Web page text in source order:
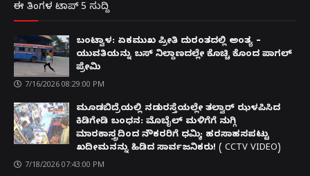
ಈ ತಿಂಗಳ ಟಾಪ್ 5 ಸುದ್ದಿ
ಬಂಟ್ವಾಳ: ಏಕಮುಖ ಪ್ರೀತಿ ದುರಂತದಲ್ಲಿ ಅಂತ್ಯ –
ಯುವತಿಯನ್ನು ಬಸ್ ನಿಲ್ದಾಣದಲ್ಲೇ ಕೊಚ್ಚಿ ಕೊಂದ ಪಾಗಲ್
ಪ್ರೇಮಿ
7/16/2026 08:29:00 PM
ಮೂಡಬಿದ್ರೆಯಲ್ಲಿ ನಡುರಸ್ತೆಯಲ್ಲೇ ತಲ್ವಾರ್ ಝಳಪಿಸಿದ
ಕಿಡಿಗೇಡಿ ಬಂಧನ: ಮೊಬೈಲ್ ಮಳಿಗೆಗೆ ನುಗ್ಗಿ
ಮಾರಕಾಸ್ತ್ರದಿಂದ ನೌಕರರಿಗೆ ಧಮ್ಕಿ; ಹರಸಾಹಸಪಟ್ಟು
ಖದೀಮನನ್ನು ಹಿಡಿದ ಸಾರ್ವಜನಿಕರು! ( CCTV VIDEO)
7/18/2026 07:43:00 PM